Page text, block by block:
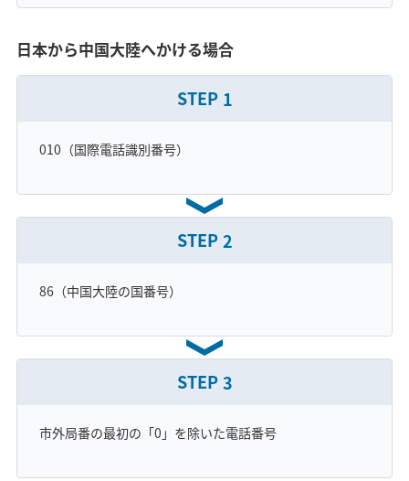
日本から中国大陸へかける場合
STEP 1
010（国際電話識別番号）
STEP 2
86（中国大陸の国番号）
STEP 3
市外局番の最初の「0」を除いた電話番号